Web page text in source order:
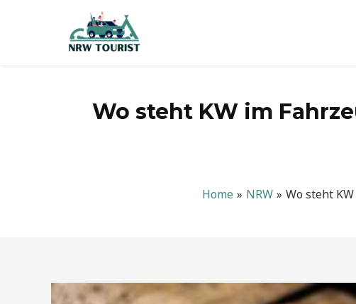
Wo steht KW im
Home
NRW Wo steht